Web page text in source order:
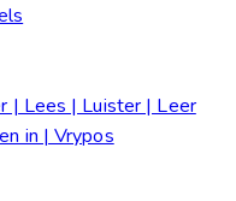
| Lees | Luister | Leer
in | Vrypos